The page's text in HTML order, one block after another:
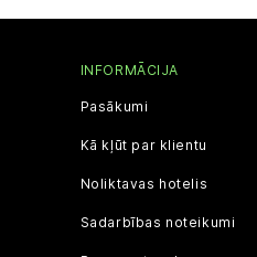
INFORMĀCIJA
Pasākumi
Kā kļūt par klientu
Noliktavas hotelis
Sadarbības noteikumi